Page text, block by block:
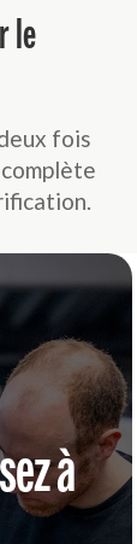
le
fois
à